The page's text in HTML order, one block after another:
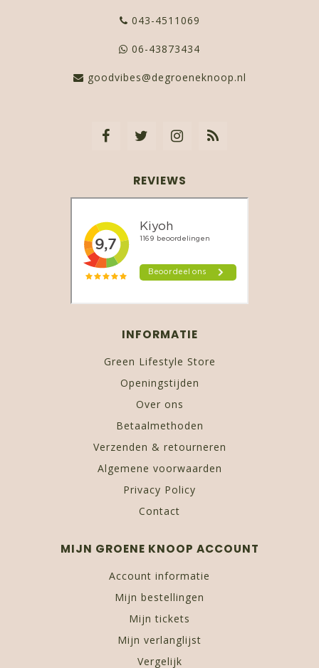
043-4511069
06-43873434
goodvibes@degroeneknoop.nl
REVIEWS
INFORMATIE
Green Lifestyle Store
Openingstijden
Over ons
Betaalmethoden
Verzenden & retourneren
Algemene voorwaarden
Privacy Policy
Contact
MIJN GROENE KNOOP ACCOUNT
Account informatie
Mijn bestellingen
Mijn tickets
Mijn verlanglijst
Vergelijk